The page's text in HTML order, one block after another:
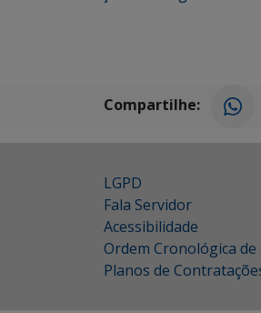
Compartilhe:
LGPD
Fala Servidor
Acessibilidade
Ordem Cronológica
Planos de